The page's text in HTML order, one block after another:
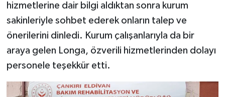
hizmetlerine dair bilgi aldıktan sonra kurum
sakinleriyle sohbet ederek onların talep ve
önerilerini dinledi. Kurum çalışanlarıyla da bir
araya gelen Longa, özverili hizmetlerinden dolayı
personele teşekkür etti.